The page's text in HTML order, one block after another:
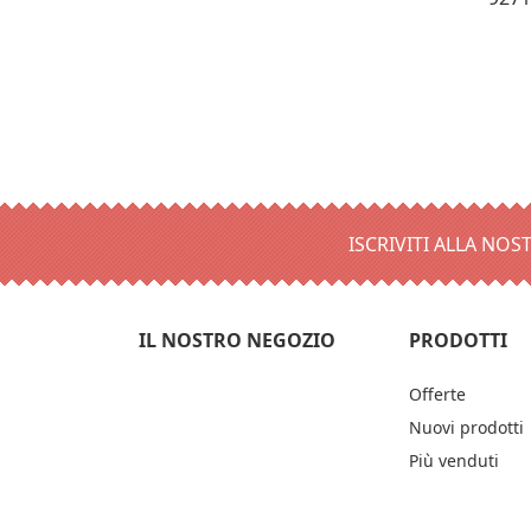
La
La
ISCRIVITI ALLA
IL NOSTRO NEGOZIO PRODOTTI
Offerte
Nuovi prodotti
Più venduti